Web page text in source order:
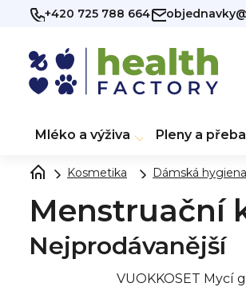
Přejít
+420 725 788 664
Mléko a výživa Pleny a
Kosmetika Dámská hygiena
Menstruační
Nejprodávanější
VUOKKOSET Mycí